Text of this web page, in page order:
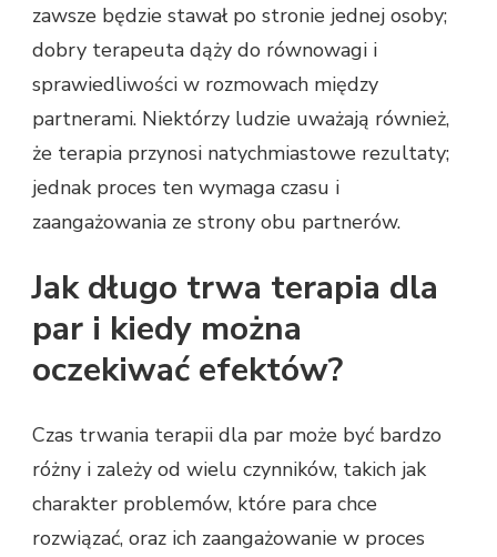
zawsze będzie stawał po stronie jednej osoby;
dobry terapeuta dąży do równowagi i
sprawiedliwości w rozmowach między
partnerami. Niektórzy ludzie uważają również,
że terapia przynosi natychmiastowe rezultaty;
jednak proces ten wymaga czasu i
zaangażowania ze strony obu partnerów.
Jak długo trwa terapia dla
par i kiedy można
oczekiwać efektów?
Czas trwania terapii dla par może być bardzo
różny i zależy od wielu czynników, takich jak
charakter problemów, które para chce
rozwiązać, oraz ich zaangażowanie w proces